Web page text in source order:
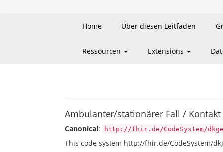
Home Über diesen Leitfaden
Ressourcen Extensions
Ambulanter/stationärer Fall / Kontakt
Canonical: http://fhir.de/CodeSystem/
This code system http://fhir.de/CodeSystem/